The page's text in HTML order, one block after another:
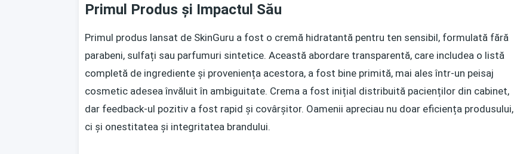
Primul Produs și Impactul Său
Primul produs lansat de SkinGuru a fost o cremă hidratantă pentru ten sensibil, formulată fără
parabeni, sulfați sau parfumuri sintetice. Această abordare transparentă, care includea o listă
completă de ingrediente și proveniența acestora, a fost bine primită, mai ales într-un peisaj
cosmetic adesea învăluit în ambiguitate. Crema a fost inițial distribuită pacienților din cabinet,
dar feedback-ul pozitiv a fost rapid și covârșitor. Oamenii apreciau nu doar eficiența produsului,
ci și onestitatea și integritatea brandului.